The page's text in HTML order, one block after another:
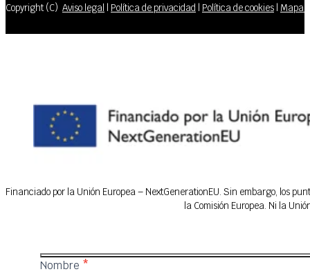
Copyright (C) Aviso legal Política de privacidad Política de cookies Mapa
Financiado por la Unión Europea – NextGenerationEU. Sin embargo, los
la Comisión Europea. Ni la
IFEDES
Nombre *